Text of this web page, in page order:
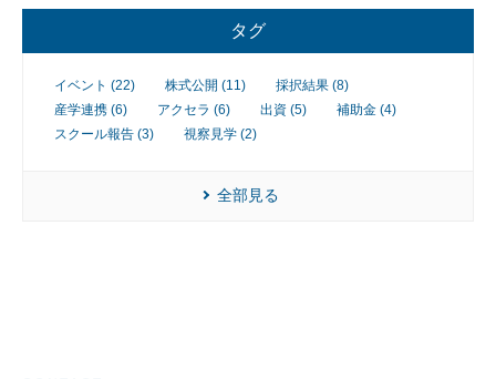
タグ
イベント (22) 株式公開 (11)
採択結果 (8)
産学連携 (6)
アクセラ (6) 出資 (5)
補助金 (4)
スクール報告 (3)
視察見学 (2)
全部見る